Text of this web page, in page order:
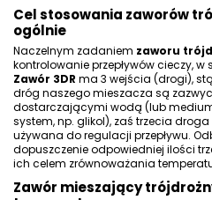
Cel stosowania zaworów
ogólnie
Naczelnym zadaniem zaworu
kontrolowanie przepływów cieczy,
Zawór 3DR ma 3 wejścia (drogi),
dróg naszego mieszacza są
dostarczającymi wodą (lub
system, np. glikol), zaś trzecia
używana do regulacji przepływu.
dopuszczenie odpowiedniej ilości
ich celem zrównoważania
Zawór mieszający